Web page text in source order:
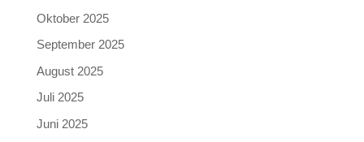
Oktober 2025
September 2025
August 2025
Juli 2025
Juni 2025